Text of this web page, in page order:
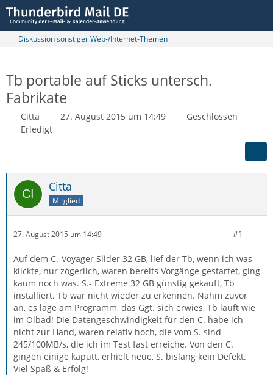
Diskussion sonstiger Web-/Internet-Themen
Tb portable auf Sticks untersch.
Fabrikate
Citta 27. August 2015 um 14:49
Geschlossen
Erledigt
Citta
Mitglied
27. August 2015 um 14:49 #1
Auf dem C.-Voyager Slider 32 GB, lief der Tb, wenn ich was
klickte, nur zögerlich, waren bereits Vorgänge gestartet, ging
kaum noch was. S.- Extreme 32 GB günstig gekauft, Tb
installiert. Tb war nicht wieder zu erkennen. Nahm zuvor
an, es läge am Programm, das Ggt. sich erwies, Tb läuft wie
im Ölbad! Die Datengeschwindigkeit für den C. habe ich
nicht zur Hand, waren relativ hoch, die vom S. sind
245/100MB/s, die ich im Test fast erreiche. Von den C.
gingen einige kaputt, erhielt neue, S. bislang kein Defekt.
Viel Spaß & Erfolg!